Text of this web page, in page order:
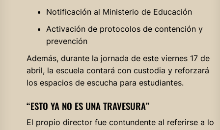
Notificación al Ministerio de Educación
Activación de protocolos de contención y
prevención
Además, durante la jornada de este viernes 17 de
abril, la escuela contará con custodia y reforzará
los espacios de escucha para estudiantes.
“ESTO YA NO ES UNA TRAVESURA”
El propio director fue contundente al referirse a lo